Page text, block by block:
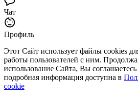
Чат
Профиль
Этот Сайт использует файлы cookies
работы пользователей с ним.
использование Сайта, Вы
подробная информация доступна в
cookie